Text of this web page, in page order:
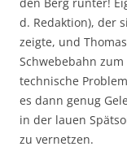
den Berg runter!
d. Redaktion), der
zeigte, und
Schwebebahn
technische
es dann genug
in der lauen
zu vernetzen.